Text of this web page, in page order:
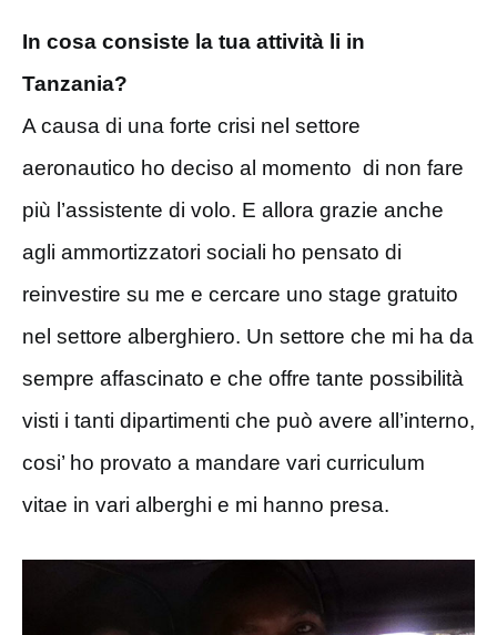
In cosa consiste la tua attività li in
Tanzania?
A causa di una forte crisi nel settore
aeronautico ho deciso al momento di non fare
più l’assistente di volo. E allora grazie anche
agli ammortizzatori sociali ho pensato di
reinvestire su me e cercare uno stage gratuito
nel settore alberghiero. Un settore che mi ha da
sempre affascinato e che offre tante possibilità
visti i tanti dipartimenti che può avere all’interno,
cosi’ ho provato a mandare vari curriculum
vitae in vari alberghi e mi hanno presa.